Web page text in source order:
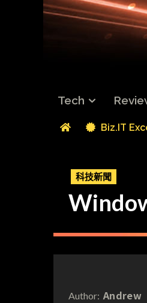
Tech
Biz.IT
科技新聞
Author: Andrew